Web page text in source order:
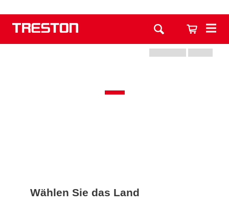
Wählen Sie das Land